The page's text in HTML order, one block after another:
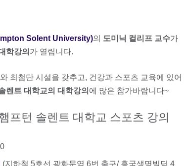
Solent University)의 도미닉 컬리프 교수가
학강의 가 열립니다.
최첨단 시설을 갖추고, 건강과 스포츠 교육에 있어
렌트 대학교의 대학강의 에 많은 참가바랍니다~
프턴 솔렌트 대학교 스포츠 강의
(지하철 5호선 광화문역 6번 출구/ 흥국생명빌딩 4